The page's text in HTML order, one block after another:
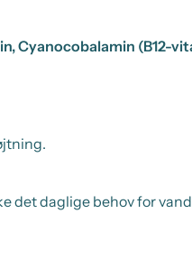
Cyanocobalamin (B12-
daglige behov for